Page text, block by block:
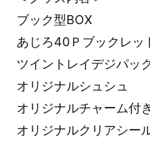
ブック型BOX
あじろ40Ｐブックレッ
ツイントレイデジパッ
オリジナルシュシュ
オリジナルチャーム付
オリジナルクリアシー